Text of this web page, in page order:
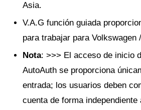
Asia.
V.A.G función guiada
para trabajar para Volkswagen
Nota: >>> El acceso de inicio
AutoAuth se proporciona
entrada; los usuarios deben
cuenta de forma